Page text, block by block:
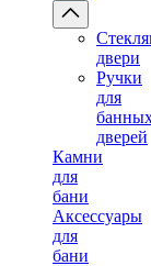
двери
Ручки
для
дверей
Камни
для
бани
Аксессуары
для
бани